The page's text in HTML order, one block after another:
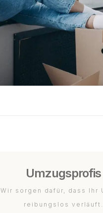
Umzugsprofis
Wir sorgen dafür, dass Ihr
reibungslos verläuft.